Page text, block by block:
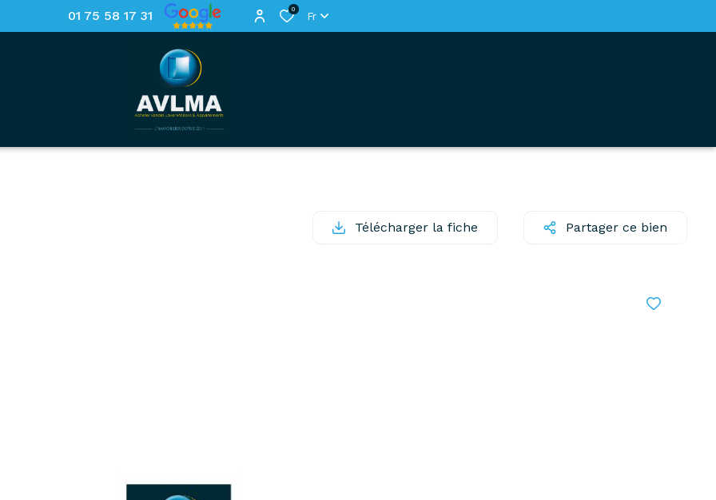
01 75 58 17 31 0
Fr
Télécharger la fiche Partager ce bien